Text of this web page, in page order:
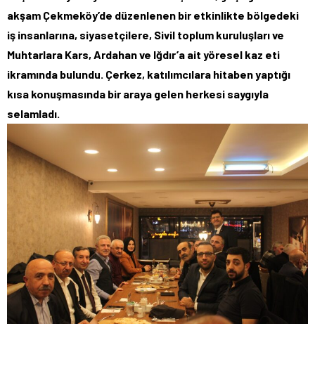
akşam Çekmeköy’de düzenlenen bir etkinlikte bölgedeki
iş insanlarına, siyasetçilere, Sivil toplum kuruluşları ve
Muhtarlara Kars, Ardahan ve Iğdır’a ait yöresel kaz eti
ikramında bulundu. Çerkez, katılımcılara hitaben yaptığı
kısa konuşmasında bir araya gelen herkesi saygıyla
selamladı.